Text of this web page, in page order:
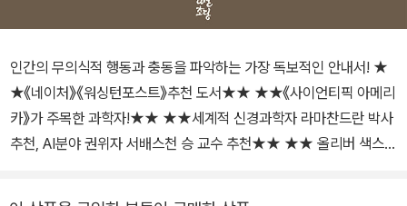
인간의 무의식적 행동과 충동을 파악하는 가장 독보적인 안내서! ★
★《네이처》《워싱턴포스트》추천 도서★★ ★★《사이언티픽 아메리
카》가 주목한 과학자!★★ ★★세계적 신경과학자 라마찬드란 박사
추천, AI분야 권위자 서배스천 승 교수 추천★★ ★★ 올리버 색스를